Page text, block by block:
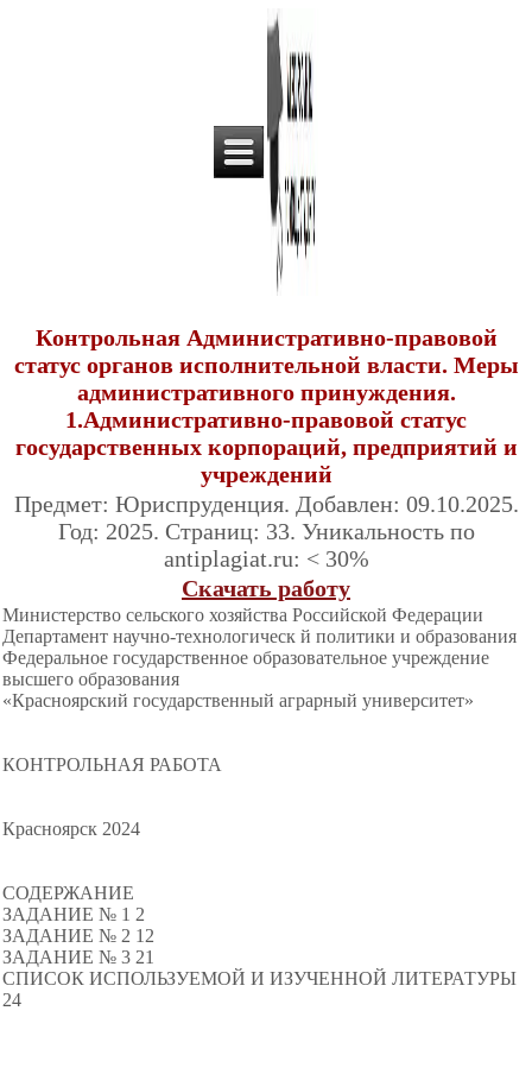
Контрольная Административно-правовой
статус органов исполнительной власти. Меры
административного принуждения.
1.Административно-правовой статус
государственных корпораций, предприятий и
учреждений
Предмет: Юриспруденция. Добавлен: 09.10.2025.
Год: 2025. Страниц: 33. Уникальность по
antiplagiat.ru: < 30%
Скачать работу
Министерство сельского хозяйства Российской Федерации
Департамент научно-технологическ й политики и образования
Федеральное государственное образовательное учреждение
высшего образования
«Красноярский государственный аграрный университет»
КОНТРОЛЬНАЯ РАБОТА
Красноярск 2024
СОДЕРЖАНИЕ
ЗАДАНИЕ № 1 2
ЗАДАНИЕ № 2 12
ЗАДАНИЕ № 3 21
СПИСОК ИСПОЛЬЗУЕМОЙ И ИЗУЧЕННОЙ ЛИТЕРАТУРЫ
24